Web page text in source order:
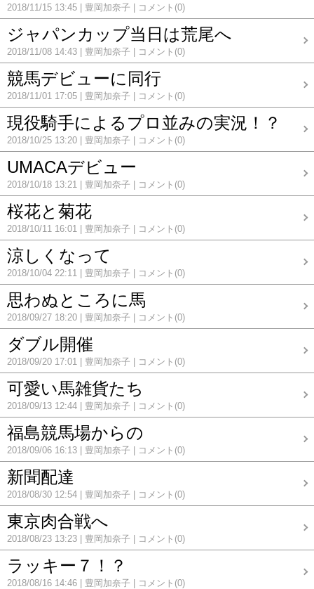
2018/11/15 13:45 豊岡加奈子 コメント(0)
ジャパンカップ当日は荒尾へ
2018/11/08 14:43 豊岡加奈子 コメント(0)
競馬デビューに同行
2018/11/01 17:05 豊岡加奈子 コメント(0)
現役騎手によるプロ並みの実況！？
2018/10/25 13:20 豊岡加奈子 コメント(0)
UMACAデビュー
2018/10/18 13:21 豊岡加奈子 コメント(0)
桜花と菊花
2018/10/11 16:01 豊岡加奈子 コメント(0)
涼しくなって
2018/10/04 22:11 豊岡加奈子 コメント(0)
思わぬところに馬
2018/09/27 18:20 豊岡加奈子 コメント(0)
ダブル開催
2018/09/20 17:01 豊岡加奈子 コメント(0)
可愛い馬雑貨たち
2018/09/13 12:44 豊岡加奈子 コメント(0)
福島競馬場からの
2018/09/06 16:13 豊岡加奈子 コメント(0)
新聞配達
2018/08/30 12:54 豊岡加奈子 コメント(0)
東京肉合戦へ
2018/08/23 13:23 豊岡加奈子 コメント(0)
ラッキー７！？
2018/08/16 14:46 豊岡加奈子 コメント(0)